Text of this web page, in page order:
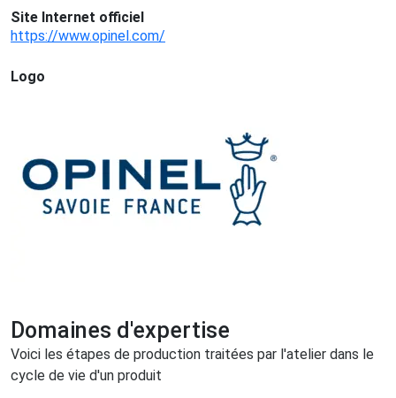
Site Internet officiel
https://www.opinel.com/
Logo
Domaines d'expertise
Voici les étapes de production traitées par l'atelier dans le
cycle de vie d'un produit